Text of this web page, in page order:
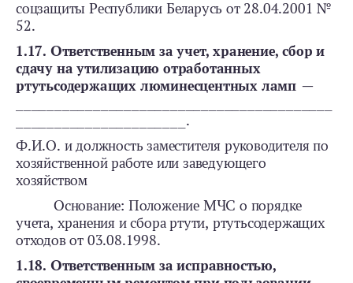
соцзащиты Республики Беларусь от 28.04.2001 №
52.
1.17. Ответственным за учет, хранение, сбор и
сдачу на утилизацию отработанных
ртутьсодержащих люминесцентных ламп —
______________________.
Ф.И.О. и должность заместителя руководителя по
хозяйственной работе или заведующего
хозяйством
Основание: Положение МЧС о порядке
учета, хранения и сбора ртути, ртутьсодержащих
отходов от 03.08.1998.
1.18. Ответственным за исправностью,